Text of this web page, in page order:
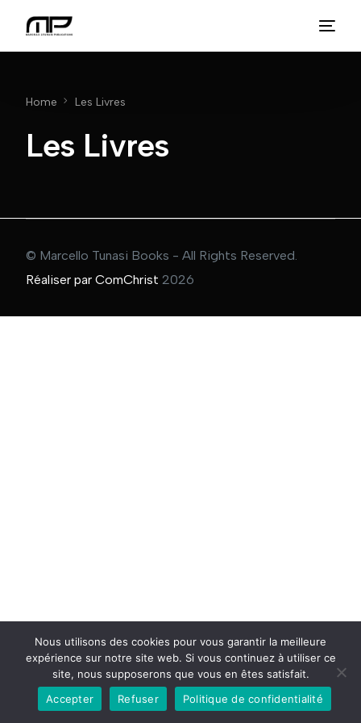
Home Les Livres
Les Livres
© Marcello Tunasi Books - All Rights Reserved.
Réaliser par ComChrist 2026
Nous utilisons des cookies pour vous garantir la meilleure
expérience sur notre site web. Si vous continuez à utiliser ce
site, nous supposerons que vous en êtes satisfait.
Accepter
Refuser Politique de confidentialité